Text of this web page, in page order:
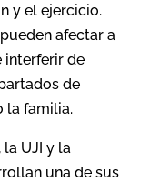
y el ejercicio.
afectar a
interferir de
de
la familia.
UJI y la
una de sus